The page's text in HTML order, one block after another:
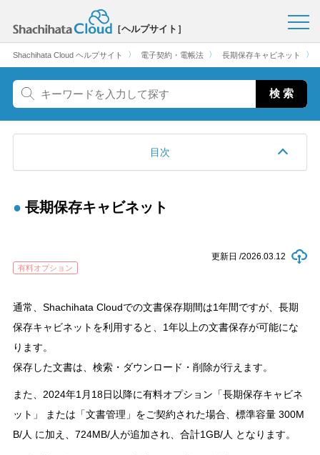
［ヘルプサイト］
Shachihata Cloud ヘルプサイト 〉 電子契約・電帳法 〉 長期保存キャビネット 〉
目次
長期保存キャビネット
有料オプション
更新日 /2026.03.12
通常、Shachihata Cloudでの文書保存期間は1年間ですが、長期
保存キャビネットを利用すると、1年以上の文書保存が可能にな
ります。
保存した文書は、検索・ダウンロード・削除が行えます。
また、2024年1月18日以降に有料オプション「長期保存キャビネ
ット」 または「文書管理」をご契約された場合、標準容量 300M
B/人 に加え、724MB/人が追加され、合計1GB/人 となります。